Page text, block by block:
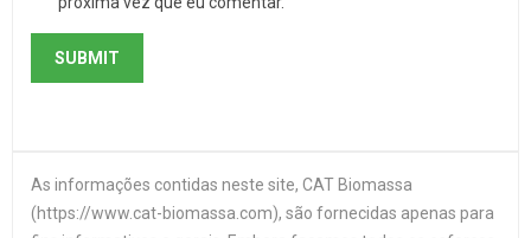
As informações contidas neste site, CAT Biomassa
(https://www.cat-biomassa.com), são fornecidas apenas para